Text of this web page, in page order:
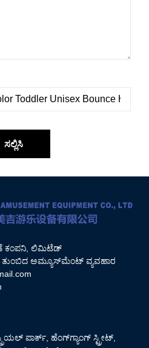
ಸಲ್ಲಿಸಿ
ಕಂಪನಿ, ಲಿಮಿಟೆಡ್
ತುಂಬಿದ ಅಮ್ಯೂಸ್‌ಮೆಂಟ್ ವ್ಯವಹಾರ
ಪಾರ್ಕ್, ಹೆಂಗ್‌ಗ್ಯಾಂಗ್ ಸ್ಟ್ರೀಟ್,